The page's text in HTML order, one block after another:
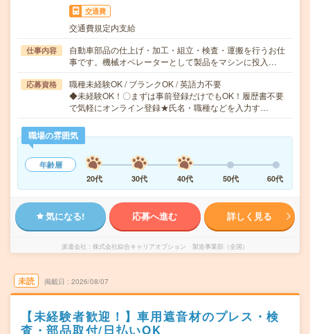
交通費
交通費規定内支給
仕事内容
自動車部品の仕上げ・加工・組立・検査・運搬を行うお仕
事です。機械オペレーターとして製品をマシンに投入…
応募資格
職種未経験OK / ブランクOK / 英語力不要
◆未経験OK！〇まずは事前登録だけでもOK！履歴書不要
で気軽にオンライン登録★氏名・職種などを入力す…
職場の雰囲気
年齢層
20代
30代 40代 50代 60代
気になる! 応募へ進む 詳しく見る
派遣会社 株式会社綜合キャリアオプション 製造事業部（全国）
未読 掲載日 2026/08/07
【未経験者歓迎！】車用遮音材のプレス・検
査・部品取付/日払いOK